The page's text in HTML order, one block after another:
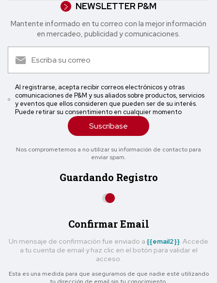
NEWSLETTER P&M
Mantente informado en tu correo con la mejor in formación
en mercadeo, publicidad y comunicaciones.
Al registrarse, acepta recibir correos electrónicos y otras
comunicaciones de P&M y sus aliados sobre productos, servicios
y eventos que ellos consideren que pueden ser de su interés.
Puede retirar su consentimiento en cualquier momento
Suscríbase
Nos comprometemos a no utilizar su información de contacto para
enviar spam.
Guardando Registro
Confirmar Email
Un mensaje de confirmación fue enviado a {{email2}}. Accede
a tu cuenta de email y haz clic en el botón para validar el
acceso.
Esta es una medida para que asegurarnos de que nadie esté utilizando